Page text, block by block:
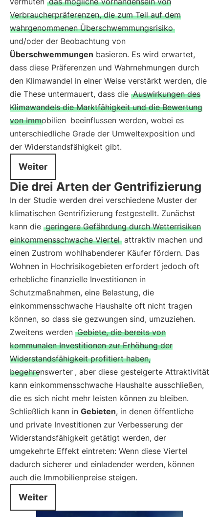
Verbraucherpräferenzen, die zum Teil auf dem
wahrgenommenen Überschwemmungsrisiko
und/oder der Beobachtung von
Überschwemmungen basieren. Es wird erwartet,
dass diese Präferenzen und Wahrnehmungen durch
den Klimawandel in einer Weise verstärkt werden, die
die These untermauert, dass die Auswirkungen des
Klimawandels die Marktfähigkeit und die Bewertung
von Immobilien beeinflussen werden, wobei es
unterschiedliche Grade der Umweltexposition und
der Widerstandsfähigkeit gibt.
Weiter
Die drei Arten der Gentrifizierung
In der Studie werden drei verschiedene Muster der
klimatischen Gentrifizierung festgestellt. Zunächst
kann die geringere Gefährdung durch Wetterrisiken
einkommensschwache Viertel attraktiv machen und
einen Zustrom wohlhabenderer Käufer fördern. Das
Wohnen in Hochrisikogebieten erfordert jedoch oft
erhebliche finanzielle Investitionen in
Schutzmaßnahmen, eine Belastung, die
einkommensschwache Haushalte oft nicht tragen
können, so dass sie gezwungen sind, umzuziehen.
Zweitens werden Gebiete, die bereits von
kommunalen Investitionen zur Erhöhung der
Widerstandsfähigkeit profitiert haben,
begehrenswerter , aber diese gesteigerte Attraktivität
kann einkommensschwache Haushalte ausschließen,
die es sich nicht mehr leisten können zu bleiben.
Schließlich kann in Gebieten, in denen öffentliche
und private Investitionen zur Verbesserung der
Widerstandsfähigkeit getätigt werden, der
umgekehrte Effekt eintreten: Wenn diese Viertel
dadurch sicherer und einladender werden, können
auch die Immobilienpreise steigen.
Weiter